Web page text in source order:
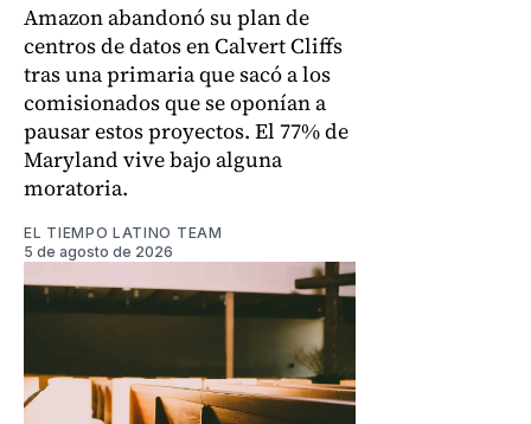
Amazon abandonó su plan de
centros de datos en Calvert Cliffs
tras una primaria que sacó a los
comisionados que se oponían a
pausar estos proyectos. El 77% de
Maryland vive bajo alguna
moratoria.
EL TIEMPO LATINO TEAM
5 de agosto de 2026